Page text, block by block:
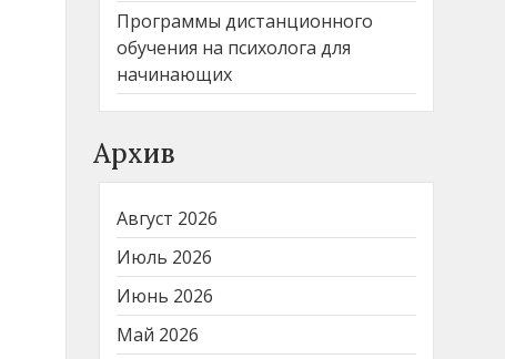
Программы дистанционного
обучения на психолога для
начинающих
Архив
Август 2026
Июль 2026
Июнь 2026
Май 2026